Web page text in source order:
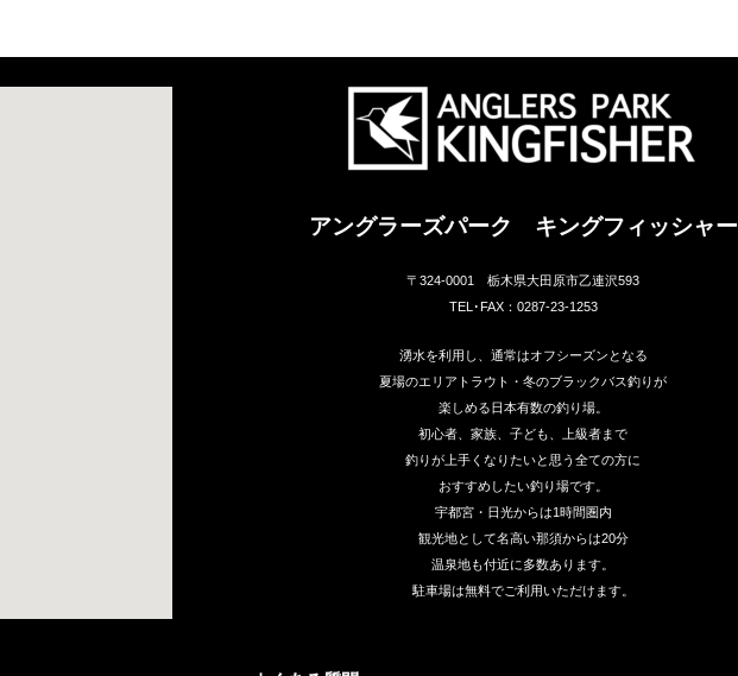
アングラーズパーク キングフィッシャー
〒324-0001 栃木県大田原市乙連沢593
TEL･FAX：0287-23-1253
湧水を利用し、通常はオフシーズンとなる
夏場のエリアトラウト・冬のブラックバス釣りが
楽しめる日本有数の釣り場。
初心者、家族、子ども、上級者まで
釣りが上手くなりたいと思う全ての方に
おすすめしたい釣り場です。
宇都宮・日光からは1時間圏内
観光地として名高い那須からは20分
温泉地も付近に多数あります。
駐車場は無料でご利用いただけます。